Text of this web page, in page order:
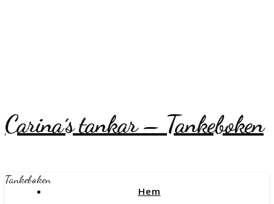
Carina´s tankar – Tankeboken
Tankeboken
Hem